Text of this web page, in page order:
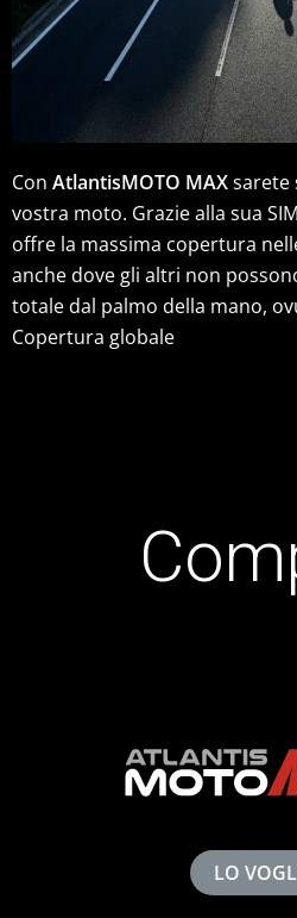
Con AtlantisMOTO MAXsarete
vostra moto. Grazie alla sua
offre la massima copertura
anche dove gli altri non
totale dal palmo della mano,
Copertura globale
LO